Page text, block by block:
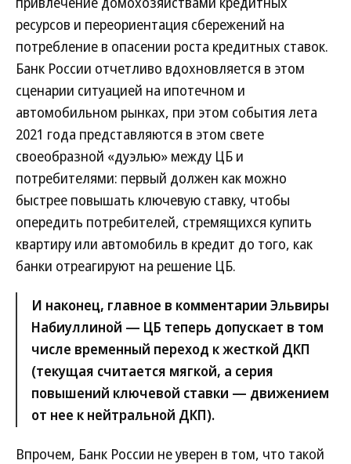
ресурсов и переориентация сбережений на
потребление в опасении роста кредитных ставок.
Банк России отчетливо вдохновляется в этом
сценарии ситуацией на ипотечном и
автомобильном рынках, при этом события лета
2021 года представляются в этом свете
своеобразной «дуэлью» между ЦБ и
потребителями: первый должен как можно
быстрее повышать ключевую ставку, чтобы
опередить потребителей, стремящихся купить
квартиру или автомобиль в кредит до того, как
банки отреагируют на решение ЦБ.
И наконец, главное в комментарии Эльвиры
Набиуллиной — ЦБ теперь допускает в том
числе временный переход к жесткой ДКП
(текущая считается мягкой, а серия
повышений ключевой ставки — движением
от нее к нейтральной ДКП).
Впрочем, Банк России не уверен в том, что такой